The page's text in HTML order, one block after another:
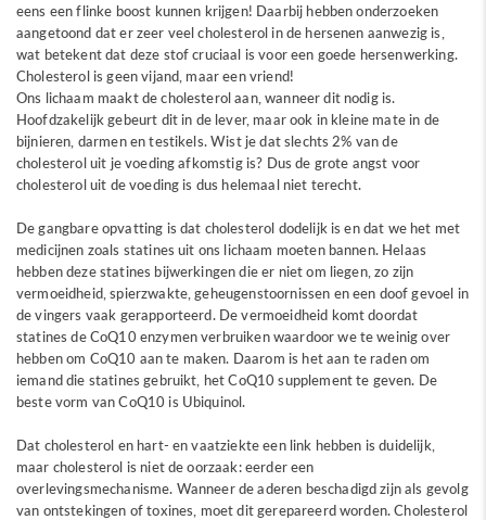
eens een flinke boost kunnen krijgen! Daarbij hebben onderzoeken
aangetoond dat er zeer veel cholesterol in de hersenen aanwezig is,
wat betekent dat deze stof cruciaal is voor een goede hersenwerking.
Cholesterol is geen vijand, maar een vriend!
Ons lichaam maakt de cholesterol aan, wanneer dit nodig is.
Hoofdzakelijk gebeurt dit in de lever, maar ook in kleine mate in de
bijnieren, darmen en testikels. Wist je dat slechts 2% van de
cholesterol uit je voeding afkomstig is? Dus de grote angst voor
cholesterol uit de voeding is dus helemaal niet terecht.
De gangbare opvatting is dat cholesterol dodelijk is en dat we het met
medicijnen zoals statines uit ons lichaam moeten bannen. Helaas
hebben deze statines bijwerkingen die er niet om liegen, zo zijn
vermoeidheid, spierzwakte, geheugenstoornissen en een doof gevoel in
de vingers vaak gerapporteerd. De vermoeidheid komt doordat
statines de CoQ10 enzymen verbruiken waardoor we te weinig over
hebben om CoQ10 aan te maken. Daarom is het aan te raden om
iemand die statines gebruikt, het CoQ10 supplement te geven. De
beste vorm van CoQ10 is Ubiquinol.
Dat cholesterol en hart- en vaatziekte een link hebben is duidelijk,
maar cholesterol is niet de oorzaak: eerder een
overlevingsmechanisme. Wanneer de aderen beschadigd zijn als gevolg
van ontstekingen of toxines, moet dit gerepareerd worden. Cholesterol